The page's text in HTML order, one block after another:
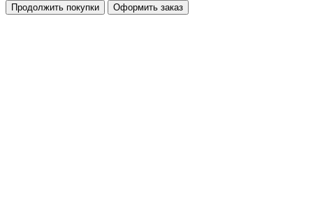
Продолжить покупки Оформить заказ